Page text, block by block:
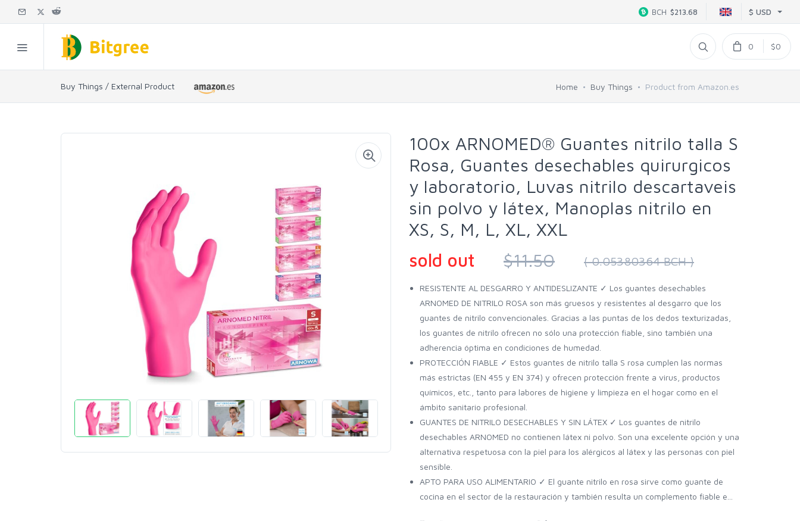
$ USD
BCH $213.68
0 $0
Buy Things / External Product Home Buy Things Product from Amazon.es
100x ARNOMED® Guantes nitrilo talla S
Rosa, Guantes desechables quirurgicos
y laboratorio, Luvas nitrilo descartaveis
sin polvo y látex, Manoplas nitrilo en
XS, S, M, L, XL, XXL
sold out
$11.50 ( 0.05380364 BCH )
RESISTENTE AL DESGARRO Y ANTIDESLIZANTE ✓ Los guantes desechables
ARNOMED DE NITRILO ROSA son más gruesos y resistentes al desgarro que los
guantes de nitrilo convencionales. Gracias a las puntas de los dedos texturizadas,
los guantes de nitrilo ofrecen no sólo una protección fiable, sino también una
adherencia óptima en condiciones de humedad.
PROTECCIÓN FIABLE ✓ Estos guantes de nitrilo talla S rosa cumplen las normas
más estrictas (EN 455 y EN 374) y ofrecen protección frente a virus, productos
químicos, etc., tanto para labores de higiene y limpieza en el hogar como en el
ámbito sanitario profesional.
GUANTES DE NITRILO DESECHABLES Y SIN LÁTEX ✓ Los guantes de nitrilo
desechables ARNOMED no contienen látex ni polvo. Son una excelente opción y una
alternativa respetuosa con la piel para los alérgicos al látex y las personas con piel
sensible.
APTO PARA USO ALIMENTARIO ✓ El guante nitrilo en rosa sirve como guante de
cocina en el sector de la restauración y también resulta un complemento fiable e...